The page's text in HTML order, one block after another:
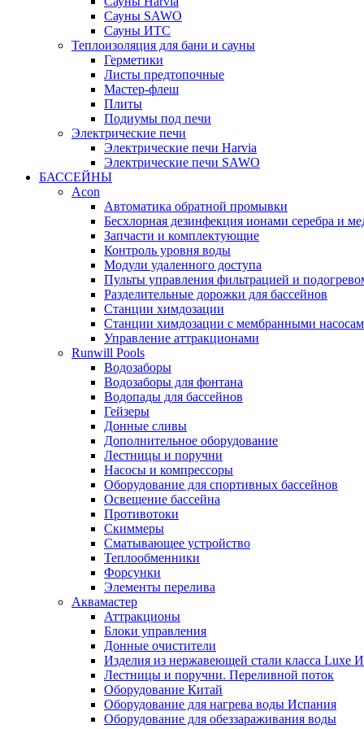
Сауны SAWO
Сауны ИТС
Теплоизоляция для бани и сауны
Герметики
Листы предтопочные
Мастер-флеш
Плиты
Подиумы под печи
Электрические печи
Электрические печи Harvia
Электрические печи SAWO
БАССЕЙНЫ
Acon
Автоматика обратной промывки
Беcхлорная дезинфекция ионами серебра и
Запчасти и комплектующие
Контроль уровня воды
Модули удаленного доступа
Пульты управления фильтрацией и
Разделительные дорожки для бассейнов
Станции химдозации
Станции химдозации с мембранными
Управление аттракционами
Runwill Pools
Водозаборы
Водозаборы для фонтана
Водопады для бассейнов
Гейзеры
Донные сливы
Дополнительное оборудование
Лестницы и поручни
Насосы и компрессоры
Оборудование для спортивных бассейнов
Освещение бассейна
Противотоки
Скиммеры
Сматывающее устройство
Теплообменники
Форсунки
Элементы перелива
Аквамастер
Аттракционы
Блоки управления
Донные очистители
Изделия из нержавеющей стали класса Luxe
Лестницы и поручни. Переливной поток
Оборудование Китай
Оборудование для нагрева воды Испания
Оборудование для обеззараживания воды